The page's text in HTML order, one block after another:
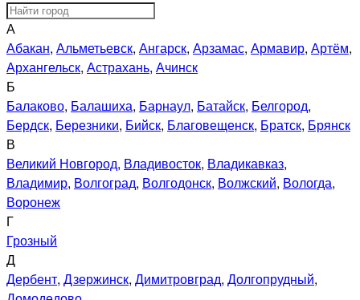
А
Абакан, Альметьевск, Ангарск, Арзамас, Армавир, Артём,
Архангельск, Астрахань, Ачинск
Б
Балаково, Балашиха, Барнаул, Батайск, Белгород,
Бердск, Березники, Бийск, Благовещенск, Братск, Брянск
В
Великий Новгород, Владивосток, Владикавказ,
Владимир, Волгоград, Волгодонск, Волжский, Вологда,
Воронеж
Г
Грозный
Д
Дербент, Дзержинск, Димитровград, Долгопрудный,